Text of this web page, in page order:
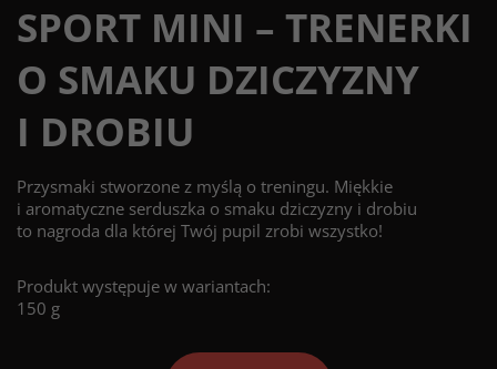
SPORT MINI – TRENERKI
O SMAKU DZICZYZNY
I DROBIU
Przysmaki stworzone z myślą o treningu. Miękkie
i aromatyczne serduszka o smaku dziczyzny i drobiu
to nagroda dla której Twój pupil zrobi wszystko!
Produkt występuje w wariantach:
150 g